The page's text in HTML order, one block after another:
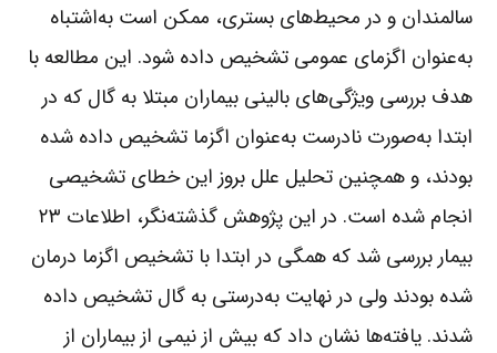
سالمندان و در محیط‌های بستری، ممکن است به‌اشتباه
به‌عنوان اگزمای عمومی تشخیص داده شود. این مطالعه با
هدف بررسی ویژگی‌های بالینی بیماران مبتلا به گال که در
ابتدا به‌صورت نادرست به‌عنوان اگزما تشخیص داده شده
بودند، و همچنین تحلیل علل بروز این خطای تشخیصی
انجام شده است. در این پژوهش گذشته‌نگر، اطلاعات ۲۳
بیمار بررسی شد که همگی در ابتدا با تشخیص اگزما درمان
شده بودند ولی در نهایت به‌درستی به گال تشخیص داده
شدند. یافته‌ها نشان داد که بیش از نیمی از بیماران از